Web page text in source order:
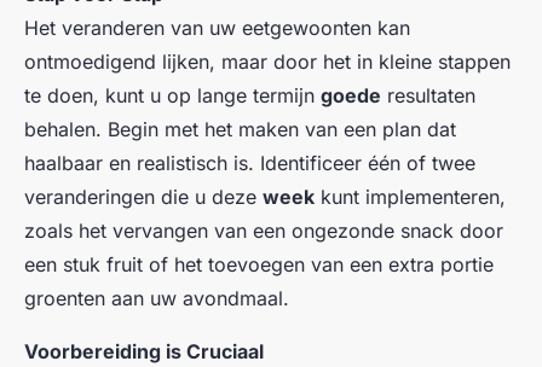
Het veranderen van uw eetgewoonten kan
ontmoedigend lijken, maar door het in kleine stappen
te doen, kunt u op lange termijn goede resultaten
behalen. Begin met het maken van een plan dat
haalbaar en realistisch is. Identificeer één of twee
veranderingen die u deze week kunt implementeren,
zoals het vervangen van een ongezonde snack door
een stuk fruit of het toevoegen van een extra portie
groenten aan uw avondmaal.
Voorbereiding is Cruciaal